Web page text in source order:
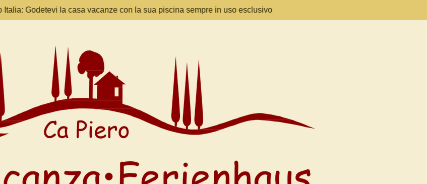
Italia: Godetevi la casa vacanze con la sua piscina sempre in uso esclusivo